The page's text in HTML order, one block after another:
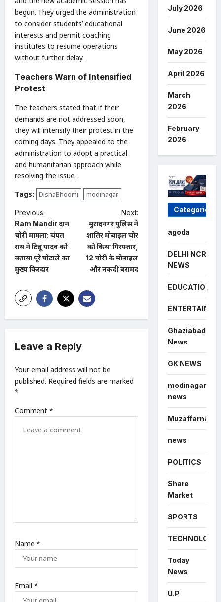
begun. They urged the administration
to consider students’ educational
interests and permit coaching
institutes to resume operations
without further delay.
Teachers Warn of Intensified
Protest
The teachers stated that if their
demands are not addressed soon,
they will intensify their protest in the
coming days. They appealed to the
administration to adopt a practical
and humanitarian approach while
resolving the issue.
Tags:
DishaBhoomi modinagar
P
o
s
t
n
a
v
i
a
t
i
n
Previous:
Ram Mandir दान
चोरी मामला: चंपत
राय ने टिन्नू यादव को
बताया पूरे घोटाले का
मुख्य किरदार
Next:
मुरादनगर पुलिस ने
शातिर मोबाइल चोर
को किया गिरफ्तार,
12 चोरी के मोबाइल
और नकदी बरामद
Leave a Reply
Your email address will not be
published. Required fields are marked
*
Comment *
Name *
Email *
July 2026
June 2026
May 2026
April 2026
March
2026
February
2026
Categories
agoda
DELHI NCR
NEWS
EDUCATION
Ghaziabad
News
GK NEWS
modinagar
news
Muzaffarnagar
news
POLITICS
Share
Market
SPORTS
TECHNOLOGY
Today
News
U.P